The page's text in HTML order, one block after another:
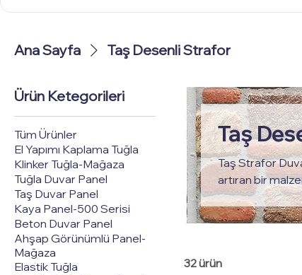
Ana Sayfa Taş Desenli Strafor
Ürün Ketegorileri
Tüm Ürünler
El Yapımı Kaplama Tuğla
Klinker Tuğla-Mağaza
Tuğla Duvar Panel
Taş Duvar Panel
Kaya Panel-500 Serisi
Beton Duvar Panel
Ahşap Görünümlü Panel-
Mağaza
Elastik Tuğla
Taş
Taş Strafor
artıran bir
taş deseni
zamanda
enerji
32 ürün